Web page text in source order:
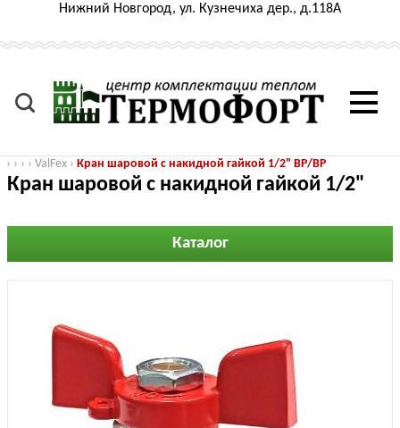
Нижний Новгород, ул. Кузнечиха дер., д.118А
› › › › ValFex › Кран шаровой с накидной гайкой 1/2" ВР/ВР
Кран шаровой с накидной гайкой 1/2"
Каталог